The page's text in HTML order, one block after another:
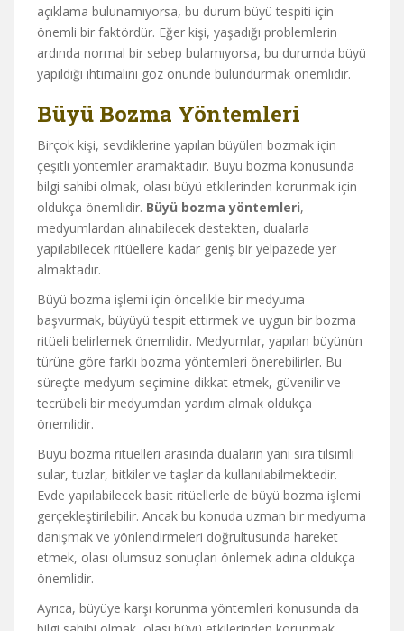
açıklama bulunamıyorsa, bu durum büyü tespiti için
önemli bir faktördür. Eğer kişi, yaşadığı problemlerin
ardında normal bir sebep bulamıyorsa, bu durumda büyü
yapıldığı ihtimalini göz önünde bulundurmak önemlidir.
Büyü Bozma Yöntemleri
Birçok kişi, sevdiklerine yapılan büyüleri bozmak için
çeşitli yöntemler aramaktadır. Büyü bozma konusunda
bilgi sahibi olmak, olası büyü etkilerinden korunmak için
oldukça önemlidir. Büyü bozma yöntemleri,
medyumlardan alınabilecek destekten, dualarla
yapılabilecek ritüellere kadar geniş bir yelpazede yer
almaktadır.
Büyü bozma işlemi için öncelikle bir medyuma
başvurmak, büyüyü tespit ettirmek ve uygun bir bozma
ritüeli belirlemek önemlidir. Medyumlar, yapılan büyünün
türüne göre farklı bozma yöntemleri önerebilirler. Bu
süreçte medyum seçimine dikkat etmek, güvenilir ve
tecrübeli bir medyumdan yardım almak oldukça
önemlidir.
Büyü bozma ritüelleri arasında duaların yanı sıra tılsımlı
sular, tuzlar, bitkiler ve taşlar da kullanılabilmektedir.
Evde yapılabilecek basit ritüellerle de büyü bozma işlemi
gerçekleştirilebilir. Ancak bu konuda uzman bir medyuma
danışmak ve yönlendirmeleri doğrultusunda hareket
etmek, olası olumsuz sonuçları önlemek adına oldukça
önemlidir.
Ayrıca, büyüye karşı korunma yöntemleri konusunda da